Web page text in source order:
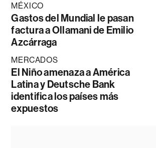
MÉXICO
Gastos del Mundial le pasan
factura a Ollamani de Emilio
Azcárraga
MERCADOS
El Niño amenaza a América
Latina y Deutsche Bank
identifica los países más
expuestos